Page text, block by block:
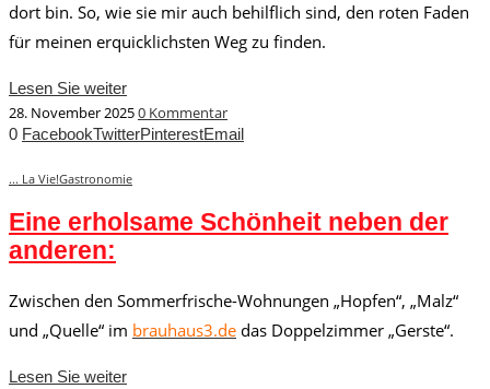
dort bin. So, wie sie mir auch behilflich sind, den roten Faden
für meinen erquicklichsten Weg zu finden.
Lesen Sie weiter
28. November 20250 Kommentar
0 FacebookTwitterPinterestEmail
... La Vie!Gastronomie
Eine erholsame Schönheit neben der
anderen:
Zwischen den Sommerfrische-Wohnungen „Hopfen“, „Malz“
und „Quelle“ im brauhaus3.de das Doppelzimmer „Gerste“.
Lesen Sie weiter